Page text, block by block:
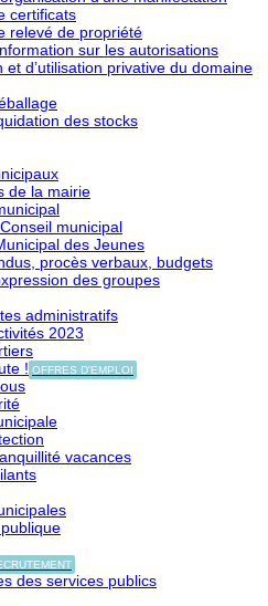
certificats
relevé de propriété
sur les autorisations
et d’utilisation privative du domaine
des stocks
de la mairie
municipal
des Jeunes
procès verbaux, budgets
des groupes
administratifs
2023
! OFFRES D'EMPLOI
vacances
des services publics